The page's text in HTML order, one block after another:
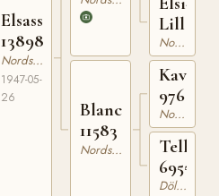
Elsassblanca
13898
Nordsvensk Brukshäst
1947-05-
26
Blanca
11583
Nordsvensk Brukshäst
Lill
Nordsvensk Brukshäst
Kavel
976
Nordsvensk Brukshäst
Tella
6955
Dölehäst